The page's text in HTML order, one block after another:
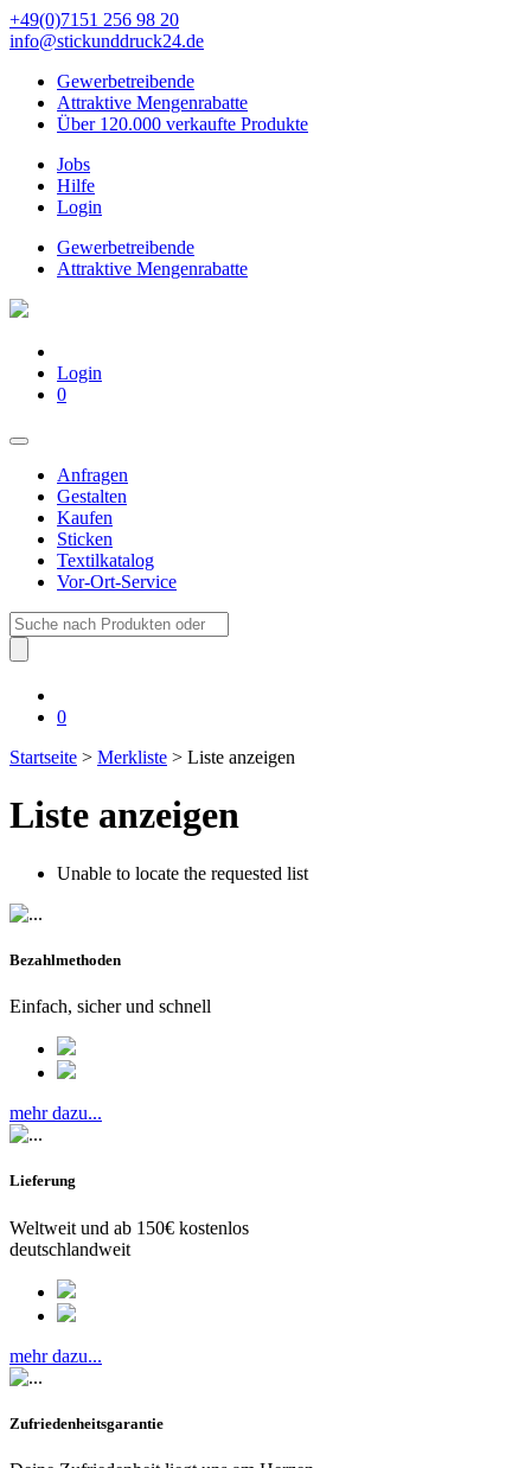
+49(0)7151 256 98 20‬
info@stickunddruck24.de
Gewerbetreibende
Attraktive Mengenrabatte
Über 120.000 verkaufte Produkte
Jobs
Hilfe
Login
Gewerbetreibende
Attraktive Mengenrabatte
Login
0
Anfragen
Gestalten
Kaufen
Sticken
Textilkatalog
Vor-Ort-Service
Suche
nach:
0
Startseite > Merkliste > Liste anzeigen
Liste anzeigen
Unable to locate the requested list
Bezahlmethoden
Einfach, sicher und schnell
mehr dazu...
Lieferung
Weltweit und ab 150€ kostenlos
deutschlandweit
mehr dazu...
Zufriedenheitsgarantie